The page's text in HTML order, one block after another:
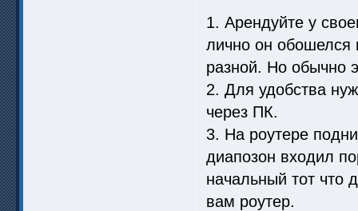
1. Арендуйте у
лично он обошелся
разной. Но обычно
2. Для удобства
через ПК.
3. На роутере
диапозон входил
начальный тот что
вам роутер.